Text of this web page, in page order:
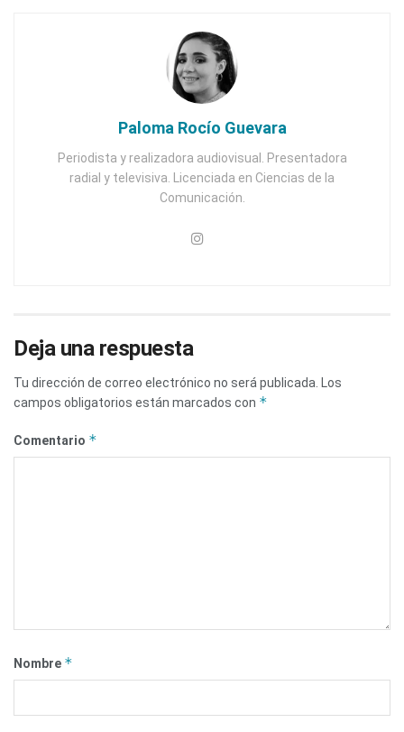
Paloma Rocío Guevara
Periodista y realizadora audiovisual. Presentadora
radial y televisiva. Licenciada en Ciencias de la
Comunicación.
Deja una respuesta
Tu dirección de correo electrónico no será publicada. Los
campos obligatorios están marcados con *
Comentario *
Nombre *